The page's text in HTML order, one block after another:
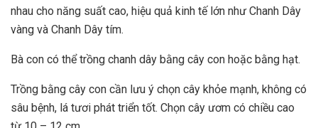
nhau cho năng suất cao, hiệu quả kinh tế lớn như Chanh Dây
vàng và Chanh Dây tím.
Bà con có thể trồng chanh dây bằng cây con hoặc bằng hạt.
Trồng bằng cây con cần lưu ý chọn cây khỏe mạnh, không có
sâu bệnh, lá tươi phát triển tốt. Chọn cây ươm có chiều cao